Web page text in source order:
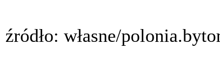
źródło: własne/